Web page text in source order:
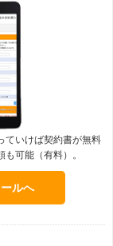
ていけば契約書が無料
可能（有料）。
ルへ